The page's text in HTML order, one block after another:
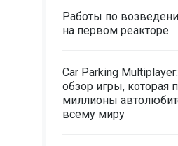
Работы по
на первом реакторе
Car Parking
обзор игры, которая
миллионы
всему миру